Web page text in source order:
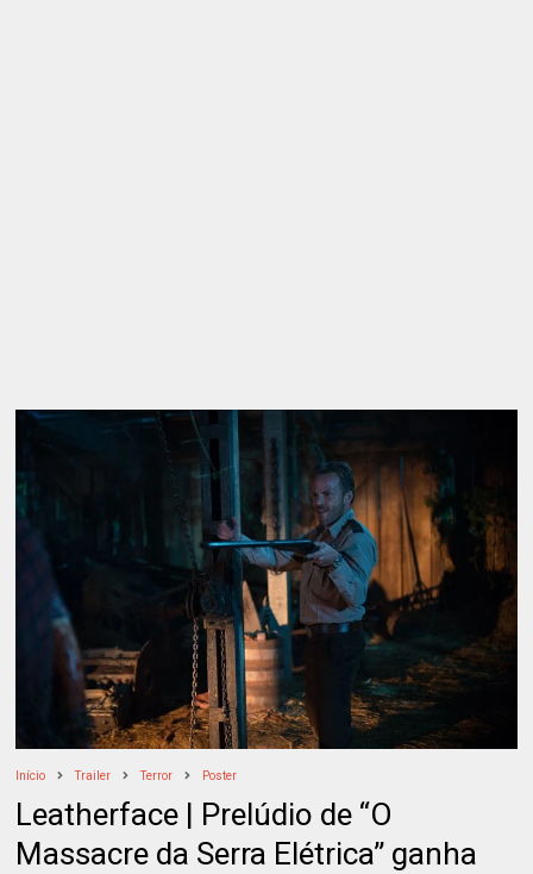
Início Trailer Terror Poster
Leatherface | Prelúdio de “O
Massacre da Serra Elétrica” ganha